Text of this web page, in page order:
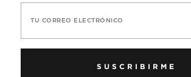
TU CORREO ELECTRÓNICO
SUSCRIBIRME